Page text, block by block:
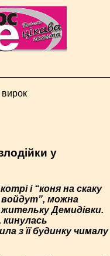
у
і “коня на скаку
войдут”, можна
Демидівки.
з її будинку чималу